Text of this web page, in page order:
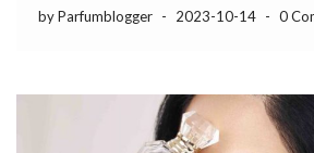
by Parfumblogger - 2023-10-14 - 0